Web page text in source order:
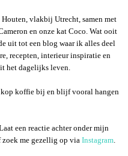
vlakbij Utrecht, samen met
en onze kat Coco. Wat ooit
uit tot een blog waar ik alles deel
recepten, interieur inspiratie en
het dagelijks leven.
kop koffie bij en blijf vooral hangen
een reactie achter onder mijn
zoek me gezellig op via Instagram